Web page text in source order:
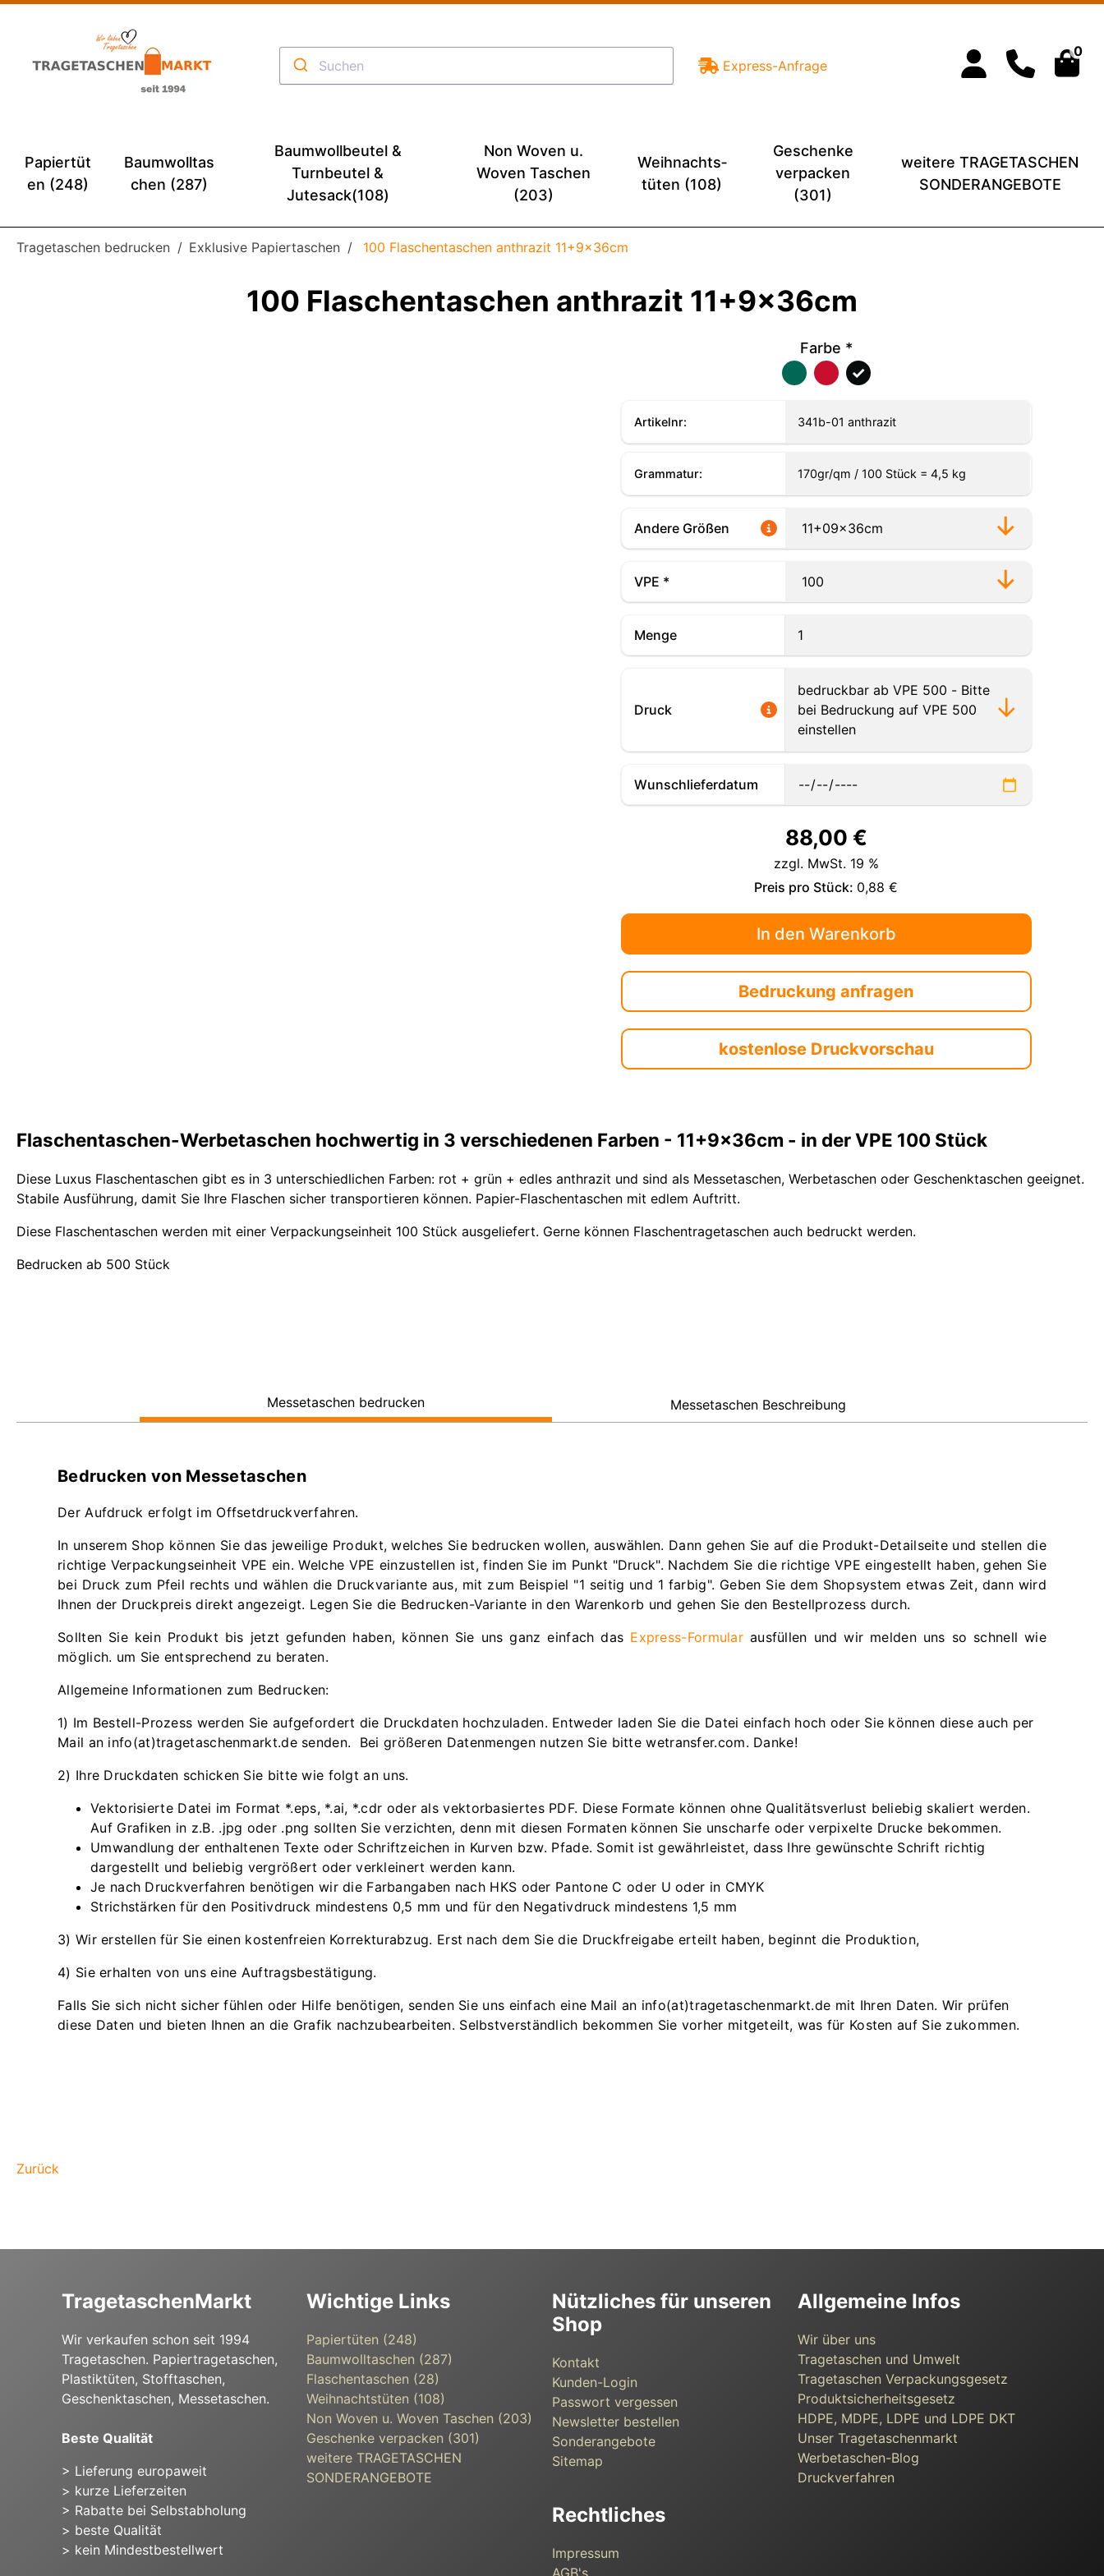
Express-Anfrage
0
Papiertüt
en (248)
Baumwolltas
chen (287)
Baumwollbeutel &
Turnbeutel &
Jutesack(108)
Non Woven u.
Woven Taschen
(203)
Weihnachts­
tüten (108)
Geschenke
verpacken
(301)
weitere TRAGETASCHEN
SONDERANGEBOTE
Tragetaschen bedrucken Exklusive Papiertaschen 100 Flaschentaschen anthrazit 11+9x36cm
100 Flaschentaschen anthrazit 11+9x36cm
Farbe *
Artikelnr: 341b-01 anthrazit
Grammatur: 170gr/qm / 100 Stück = 4,5 kg
Andere Größen
VPE *
Menge
Druck
Wunschlieferdatum
88,00 €
zzgl. MwSt. 19 %
Preis pro Stück: 0,88 €
Bedruckung anfragen
kostenlose Druckvorschau
Flaschentaschen-Werbetaschen hochwertig in 3 verschiedenen Farben - 11+9x36cm - in der VPE 100 Stück
Diese Luxus Flaschentaschen gibt es in 3 unterschiedlichen Farben: rot + grün + edles anthrazit und sind als Messetaschen, Werbetaschen oder Geschenktaschen geeignet.
Stabile Ausführung, damit Sie Ihre Flaschen sicher transportieren können. Papier-Flaschentaschen mit edlem Auftritt.
Diese Flaschentaschen werden mit einer Verpackungseinheit 100 Stück ausgeliefert. Gerne können Flaschentragetaschen auch bedruckt werden.
Bedrucken ab 500 Stück
Messetaschen bedrucken Messetaschen Beschreibung
Bedrucken von Messetaschen
Der Aufdruck erfolgt im Offsetdruckverfahren.
In unserem Shop können Sie das jeweilige Produkt, welches Sie bedrucken wollen, auswählen. Dann gehen Sie auf die Produkt-Detailseite und stellen die
richtige Verpackungseinheit VPE ein. Welche VPE einzustellen ist, finden Sie im Punkt "Druck". Nachdem Sie die richtige VPE eingestellt haben, gehen Sie
bei Druck zum Pfeil rechts und wählen die Druckvariante aus, mit zum Beispiel "1 seitig und 1 farbig". Geben Sie dem Shopsystem etwas Zeit, dann wird
Ihnen der Druckpreis direkt angezeigt. Legen Sie die Bedrucken-Variante in den Warenkorb und gehen Sie den Bestellprozess durch.
Sollten Sie kein Produkt bis jetzt gefunden haben, können Sie uns ganz einfach das Express-Formular ausfüllen und wir melden uns so schnell wie
möglich. um Sie entsprechend zu beraten.
Allgemeine Informationen zum Bedrucken:
1) Im Bestell-Prozess werden Sie aufgefordert die Druckdaten hochzuladen. Entweder laden Sie die Datei einfach hoch oder Sie können diese auch per
Mail an info(at)tragetaschenmarkt.de senden. Bei größeren Datenmengen nutzen Sie bitte wetransfer.com. Danke!
2) Ihre Druckdaten schicken Sie bitte wie folgt an uns.
Vektorisierte Datei im Format *.eps, *.ai, *.cdr oder als vektorbasiertes PDF. Diese Formate können ohne Qualitätsverlust beliebig skaliert werden.
Auf Grafiken in z.B. .jpg oder .png sollten Sie verzichten, denn mit diesen Formaten können Sie unscharfe oder verpixelte Drucke bekommen.
Umwandlung der enthaltenen Texte oder Schriftzeichen in Kurven bzw. Pfade. Somit ist gewährleistet, dass Ihre gewünschte Schrift richtig
dargestellt und beliebig vergrößert oder verkleinert werden kann.
Je nach Druckverfahren benötigen wir die Farbangaben nach HKS oder Pantone C oder U oder in CMYK
Strichstärken für den Positivdruck mindestens 0,5 mm und für den Negativdruck mindestens 1,5 mm
3) Wir erstellen für Sie einen kostenfreien Korrekturabzug. Erst nach dem Sie die Druckfreigabe erteilt haben, beginnt die Produktion,
4) Sie erhalten von uns eine Auftragsbestätigung.
Falls Sie sich nicht sicher fühlen oder Hilfe benötigen, senden Sie uns einfach eine Mail an info(at)tragetaschenmarkt.de mit Ihren Daten. Wir prüfen
diese Daten und bieten Ihnen an die Grafik nachzubearbeiten. Selbstverständlich bekommen Sie vorher mitgeteilt, was für Kosten auf Sie zukommen.
Zurück
TragetaschenMarkt
Wir verkaufen schon seit 1994
Tragetaschen. Papiertragetaschen,
Plastiktüten, Stofftaschen,
Geschenktaschen, Messetaschen.
Beste Qualität
> Lieferung europaweit
> kurze Lieferzeiten
> Rabatte bei Selbstabholung
> beste Qualität
> kein Mindestbestellwert
Wichtige Links
Papiertüten (248)
Baumwolltaschen (287)
Flaschentaschen (28)
Weihnachts­tüten (108)
Non Woven u. Woven Taschen (203)
Geschenke verpacken (301)
weitere TRAGETASCHEN
SONDERANGEBOTE
Nützliches für unseren
Shop
Kontakt
Kunden-Login
Passwort vergessen
Newsletter bestellen
Sonderangebote
Sitemap
Rechtliches
Impressum
Allgemeine Infos
Wir über uns
Tragetaschen und Umwelt
Tragetaschen Verpackungsgesetz
Produktsicherheitsgesetz
HDPE, MDPE, LDPE und LDPE DKT
Unser Tragetaschenmarkt
Werbetaschen-Blog
Druckverfahren